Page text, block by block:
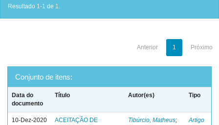
Resultado 1-1 de 1.
Anterior 1 Próximo
Conjunto de itens:
Data do
documento
Título Autor(es) Tipo
10-Dez-2020
ACEITAÇÃO DE
Tibúrcio, Matheus;
Artigo